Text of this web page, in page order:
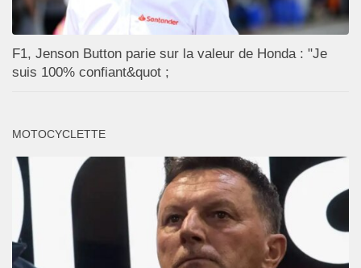
F1, Jenson Button parie sur la valeur de Honda : "Je
suis 100% confiant&quot ;
MOTOCYCLETTE